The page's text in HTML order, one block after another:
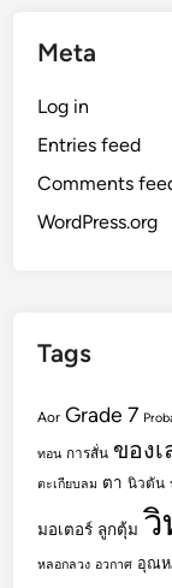
Meta
Log in
Entries feed
Comments
WordPress.org
Tags
Aor Grade 7
ทอน การสั่น ของ
ตะเกียบลม ตา นิวตัน
มอเตอร์ ลูกตุ้ม
หลอกลวง อวกาศ อุณ